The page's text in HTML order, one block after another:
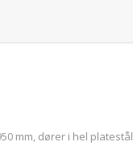
mm, dører i hel